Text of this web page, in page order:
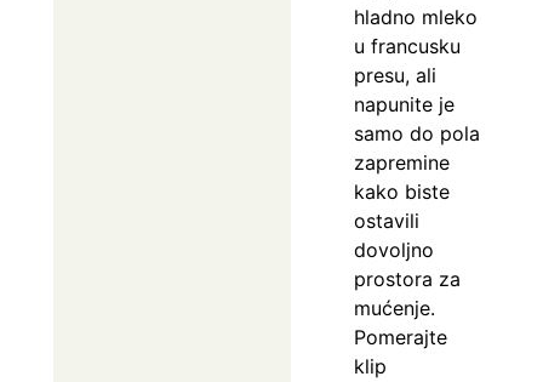
hladno mleko
u francusku
presu, ali
napunite je
samo do pola
zapremine
kako biste
ostavili
dovoljno
prostora za
mućenje.
Pomerajte
klip